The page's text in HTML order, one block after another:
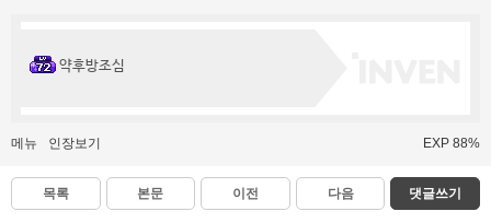
약후방조심
메뉴 인장보기 EXP 88%
목록 본문 이전 다음 댓글쓰기